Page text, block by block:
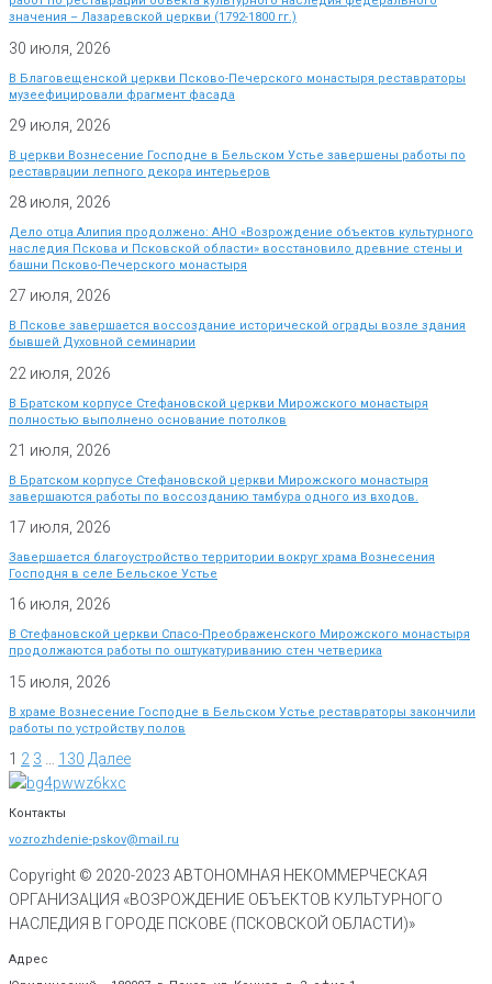
значения – Лазаревской церкви (1792-1800 гг.)
30 июля, 2026
В Благовещенской церкви Псково-Печерского монастыря реставраторы
музеефицировали фрагмент фасада
29 июля, 2026
В церкви Вознесение Господне в Бельском Устье завершены работы по
реставрации лепного декора интерьеров
28 июля, 2026
Дело отца Алипия продолжено: АНО «Возрождение объектов культурного
наследия Пскова и Псковской области» восстановило древние стены и
башни Псково-Печерского монастыря
27 июля, 2026
В Пскове завершается воссоздание исторической ограды возле здания
бывшей Духовной семинарии
22 июля, 2026
В Братском корпусе Стефановской церкви Мирожского монастыря
полностью выполнено основание потолков
21 июля, 2026
В Братском корпусе Стефановской церкви Мирожского монастыря
завершаются работы по воссозданию тамбура одного из входов.
17 июля, 2026
Завершается благоустройство территории вокруг храма Вознесения
Господня в селе Бельское Устье
16 июля, 2026
В Стефановской церкви Спасо-Преображенского Мирожского монастыря
продолжаются работы по оштукатуриванию стен четверика
15 июля, 2026
В храме Вознесение Господне в Бельском Устье реставраторы закончили
работы по устройству полов
1 2 3 130 Далее
Контакты
vozrozhdenie-pskov@mail.ru
Copyright © 2020-2023 АВТОНОМНАЯ НЕКОММЕРЧЕСКАЯ
ОРГАНИЗАЦИЯ «ВОЗРОЖДЕНИЕ ОБЪЕКТОВ КУЛЬТУРНОГО
НАСЛЕДИЯ В ГОРОДЕ ПСКОВЕ (ПСКОВСКОЙ ОБЛАСТИ)»
Адрес